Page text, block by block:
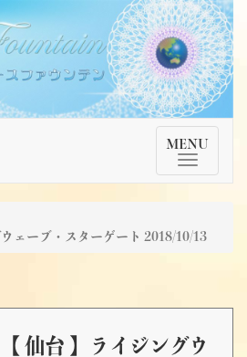
Fountain～
TMenu
MENU
ウェーブ・スターゲート 2018/10/13
【 仙台 】ライジングウ